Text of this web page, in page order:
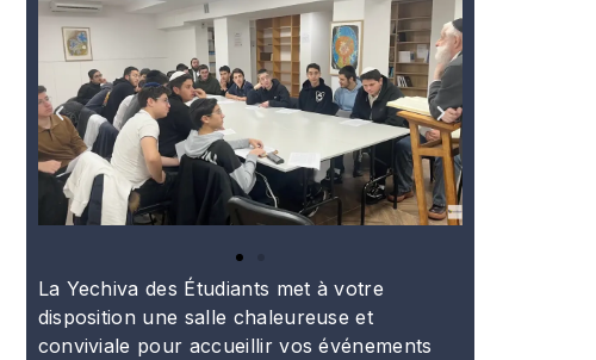
La Yechiva des Étudiants met à votre
disposition une salle chaleureuse et
conviviale pour accueillir vos événements